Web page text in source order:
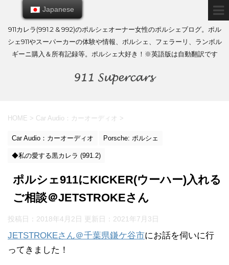
911カレラ(991.2 & 992)のポルシェオーナー女性のポルシェブログ。ポル
シェ911やスーパーカーの体験や情報、ポルシェ、フェラーリ、ランボル
ギーニ購入＆所有記録等。ポルシェ大好き！※英語版は自動翻訳です
HOME > Car Audio：カーオーディオ >
Car Audio：カーオーディオ Porsche: ポルシェ
◆私の愛する黒カレラ (991.2)
ポルシェ911にKICKER(ウーハー)入れる
ご相談＠JETSTROKEさん
投稿日：2018年4月2日 更新日： 2021年7月3日
JETSTROKEさん＠千葉県鎌ケ谷市にお話を伺いに行
ってきました！
Japanese
Japanese